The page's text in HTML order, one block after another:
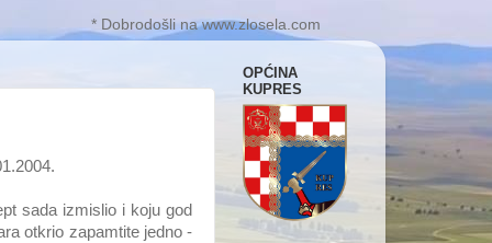
* Dobrodošli na www.zlosela.com
sada izmislio i koju god
otkrio zapamtite jedno -
OPĆINA
KUPRES